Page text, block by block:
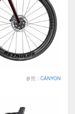
参照： CANYON